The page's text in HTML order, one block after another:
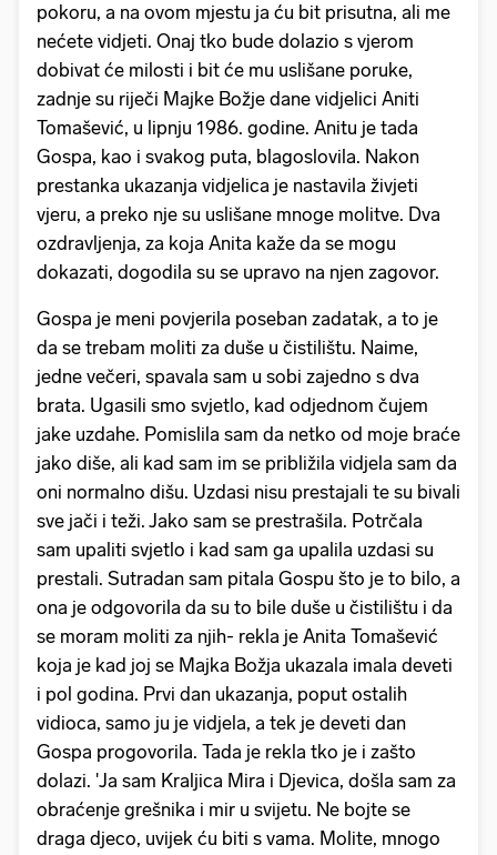
pokoru, a na ovom mjestu ja ću bit prisutna, ali me
nećete vidjeti. Onaj tko bude dolazio s vjerom
dobivat će milosti i bit će mu uslišane poruke,
zadnje su riječi Majke Božje dane vidjelici Aniti
Tomašević, u lipnju 1986. godine. Anitu je tada
Gospa, kao i svakog puta, blagoslovila. Nakon
prestanka ukazanja vidjelica je nastavila živjeti
vjeru, a preko nje su uslišane mnoge molitve. Dva
ozdravljenja, za koja Anita kaže da se mogu
dokazati, dogodila su se upravo na njen zagovor.
Gospa je meni povjerila poseban zadatak, a to je
da se trebam moliti za duše u čistilištu. Naime,
jedne večeri, spavala sam u sobi zajedno s dva
brata. Ugasili smo svjetlo, kad odjednom čujem
jake uzdahe. Pomislila sam da netko od moje braće
jako diše, ali kad sam im se približila vidjela sam da
oni normalno dišu. Uzdasi nisu prestajali te su bivali
sve jači i teži. Jako sam se prestrašila. Potrčala
sam upaliti svjetlo i kad sam ga upalila uzdasi su
prestali. Sutradan sam pitala Gospu što je to bilo, a
ona je odgovorila da su to bile duše u čistilištu i da
se moram moliti za njih- rekla je Anita Tomašević
koja je kad joj se Majka Božja ukazala imala deveti
i pol godina. Prvi dan ukazanja, poput ostalih
vidioca, samo ju je vidjela, a tek je deveti dan
Gospa progovorila. Tada je rekla tko je i zašto
dolazi. 'Ja sam Kraljica Mira i Djevica, došla sam za
obraćenje grešnika i mir u svijetu. Ne bojte se
draga djeco, uvijek ću biti s vama. Molite, mnogo